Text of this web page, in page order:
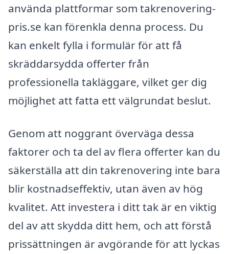
använda plattformar som takrenovering-
pris.se kan förenkla denna process. Du
kan enkelt fylla i formulär för att få
skräddarsydda offerter från
professionella takläggare, vilket ger dig
möjlighet att fatta ett välgrundat beslut.
Genom att noggrant överväga dessa
faktorer och ta del av flera offerter kan du
säkerställa att din takrenovering inte bara
blir kostnadseffektiv, utan även av hög
kvalitet. Att investera i ditt tak är en viktig
del av att skydda ditt hem, och att förstå
prissättningen är avgörande för att lyckas